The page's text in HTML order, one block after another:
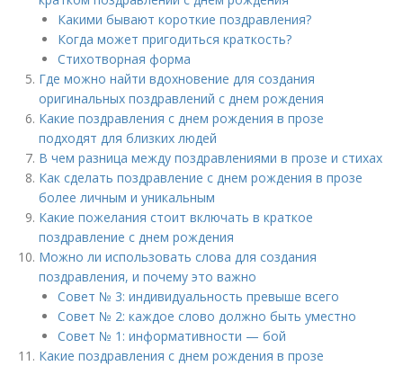
Какими бывают короткие поздравления?
Когда может пригодиться краткость?
Стихотворная форма
Где можно найти вдохновение для создания
оригинальных поздравлений с днем рождения
Какие поздравления с днем рождения в прозе
подходят для близких людей
В чем разница между поздравлениями в прозе и стихах
Как сделать поздравление с днем рождения в прозе
более личным и уникальным
Какие пожелания стоит включать в краткое
поздравление с днем рождения
Можно ли использовать слова для создания
поздравления, и почему это важно
Совет № 3: индивидуальность превыше всего
Совет № 2: каждое слово должно быть уместно
Совет № 1: информативности — бой
Какие поздравления с днем рождения в прозе